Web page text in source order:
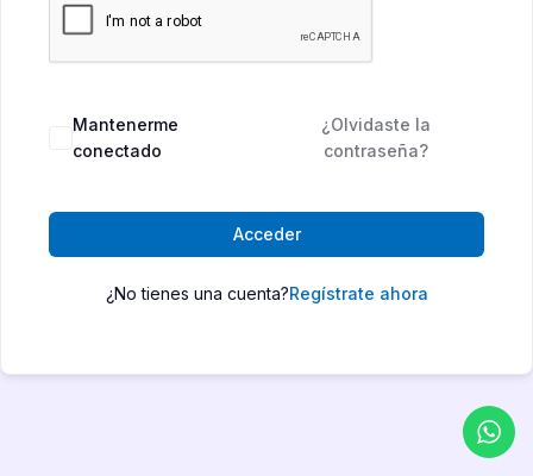
Mantenerme
conectado
¿Olvidaste la
contraseña?
Acceder
¿No tienes una cuenta?Regístrate ahora